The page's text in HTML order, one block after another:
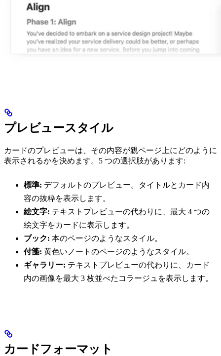
プレビュースタイル
カードのプレビューは、その内容が親ページ上にどのように
表示されるかを決めます。5 つの選択肢があります:
標準: デフォルトのプレビュー。タイトルとカード内
容の抜粋を表示します。
絵文字: テキストプレビューの代わりに、最大 4 つの
絵文字をカードに表示します。
ブック: 本のページのようなスタイル。
付箋: 黄色いノートのページのようなスタイル。
ギャラリー: テキストプレビューの代わりに、カード
内の画像を最大 3 枚並べたコラージュを表示します。
カードフォーマット